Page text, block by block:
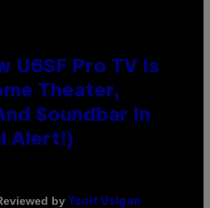
U6SF Pro TV Is
Theater,
Soundbar In
Alert!)
by Ysolt Usigan